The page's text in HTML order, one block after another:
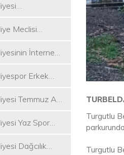
Meclisi
İnternet
Erkek
Temmuz Ayı
Yaz Spor
Dağcılık
Turgutlu
Turgutlu